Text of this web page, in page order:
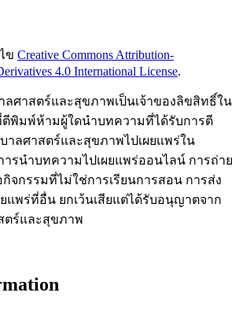
ข Creative Commons Attribution-
4.0 International License.
าสตร์และสุขภาพเป็นเจ้าของลิขสิทธิ์ใน
ตีพิมพ์ห้ามผู้ใดนำบทความที่ได้รับการตี
าลศาสตร์และสุขภาพไปเผยแพร่ใน
รนำบทความไปเผยแพร่ออนไลน์ การถ่าย
จกรรมที่ไม่ใช่การเรียนการสอน การส่ง
แพร่ที่อื่น ยกเว้นเสียแต่ได้รับอนุญาตจาก
ตร์และสุขภาพ